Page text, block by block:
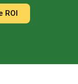
ROI